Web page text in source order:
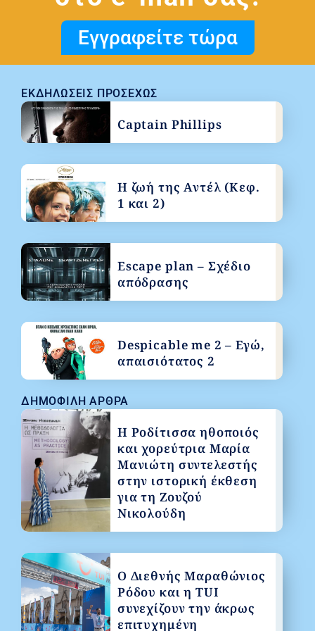
Εγγραφείτε τώρα
ΔΗΜΟΦΙΛΉ ΆΡΘΡΑ
Η Ροδίτισσα ηθοποιός
και χορεύτρια Μαρία
Μανιώτη συντελεστής
στην ιστορική έκθεση
για τη Ζουζού
Νικολούδη
Ο Διεθνής Μαραθώνιος
Ρόδου και η TUI
συνεχίζουν την άκρως
επιτυχημένη
ΕΚΔΗΛΏΣΕΙΣ ΠΡΟΣΕΧΏΣ
Captain Phillips
Η ζωή της Αντέλ (Κεφ.
1 και 2)
Escape plan – Σχέδιο
απόδρασης
Despicable me 2 – Εγώ,
απαισιότατος 2